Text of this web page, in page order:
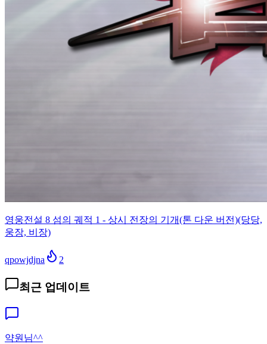
영웅전설 8 섬의 궤적 1 - 상시 전장의 기개(톤 다운 버전)(당당,
웅장, 비장)
qpowjdjna 2
최근 업데이트
약원님^^